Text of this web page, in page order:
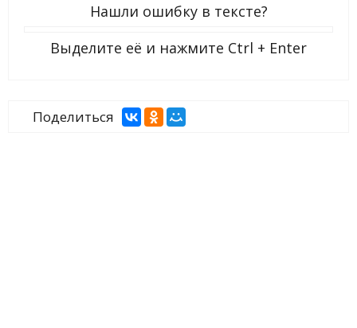
Нашли ошибку в тексте?
Выделите её и нажмите Ctrl + Enter
Поделиться